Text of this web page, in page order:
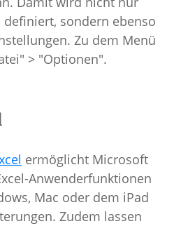
sondern ebenso
Zu dem Menü
> "Optionen".
ermöglicht Microsoft
Anwenderfunktionen
Mac oder dem iPad
Zudem lassen